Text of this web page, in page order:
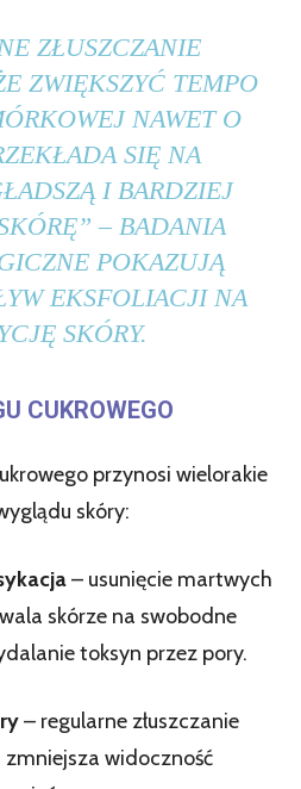
ZŁUSZCZANIE
ZWIĘKSZYĆ TEMPO
NAWET O
SIĘ NA
I BARDZIEJ
– BADANIA
POKAZUJĄ
EKSFOLIACJI NA
SKÓRY.
CUKROWEGO
przynosi wielorakie
skóry:
– usunięcie martwych
skórze na swobodne
toksyn przez pory.
– regularne złuszczanie
zmniejsza widoczność